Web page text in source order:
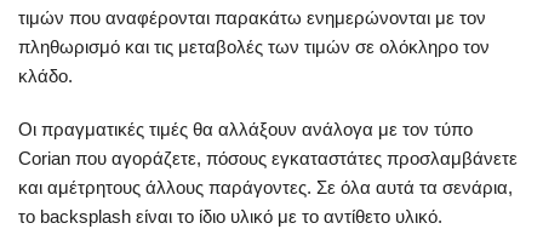
τιμών που αναφέρονται παρακάτω ενημερώνονται με τον
πληθωρισμό και τις μεταβολές των τιμών σε ολόκληρο τον
κλάδο.
Οι πραγματικές τιμές θα αλλάξουν ανάλογα με τον τύπο
Corian που αγοράζετε, πόσους εγκαταστάτες προσλαμβάνετε
και αμέτρητους άλλους παράγοντες. Σε όλα αυτά τα σενάρια,
το backsplash είναι το ίδιο υλικό με το αντίθετο υλικό.